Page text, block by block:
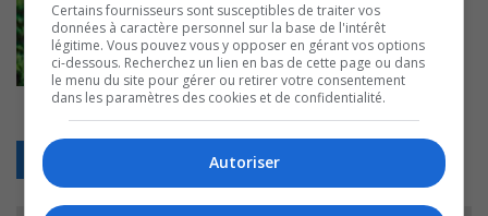
Certains fournisseurs sont susceptibles de traiter vos
données à caractère personnel sur la base de l'intérêt
légitime. Vous pouvez vous y opposer en gérant vos options
ci-dessous. Recherchez un lien en bas de cette page ou dans
le menu du site pour gérer ou retirer votre consentement
dans les paramètres des cookies et de confidentialité.
Autoriser